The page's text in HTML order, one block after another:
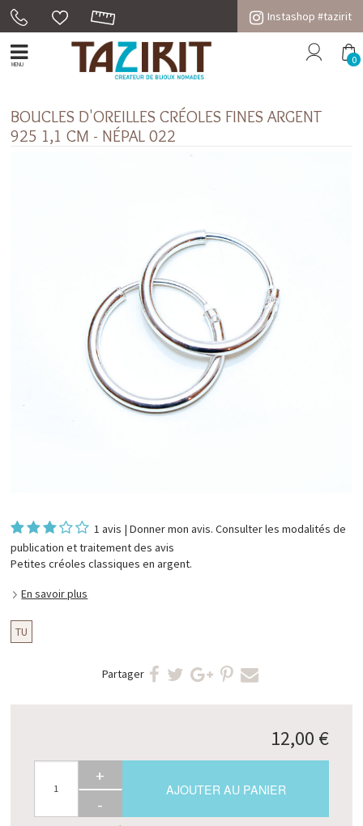
Instashop #tazirit
MENU 0
BOUCLES D'OREILLES CRÉOLES FINES ARGENT
925 1,1 CM - NÉPAL 022
1 avis |Donner mon avis. Consulter lesmodalités de
publication et traitement des avis
Petites créoles classiques en argent.
En savoir plus
TU
Partager
12,00 €
+
-
AJOUTER AU PANIER